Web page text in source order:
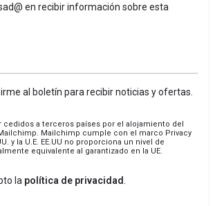
al boletín para recibir noticias y ofertas.
cedidos a terceros países por el alojamiento del
Mailchimp cumple con el marco Privacy
y la U.E. EE.UU no proporciona un nivel de
equivalente al garantizado en la UE.
la política de privacidad